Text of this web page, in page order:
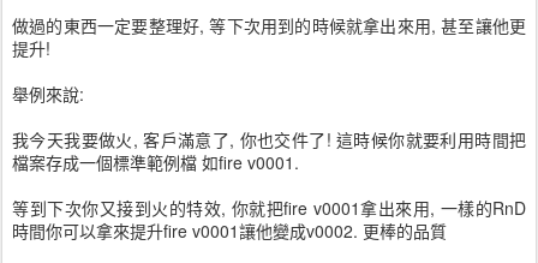
做過的東西一定要整理好, 等下次用到的時候就拿出來用, 甚至讓他更
提升!
舉例來說:
我今天我要做火, 客戶滿意了, 你也交件了! 這時候你就要利用時間把
檔案存成一個標準範例檔 如fire v0001.
等到下次你又接到火的特效, 你就把fire v0001拿出來用, 一樣的RnD
時間你可以拿來提升fire v0001讓他變成v0002. 更棒的品質